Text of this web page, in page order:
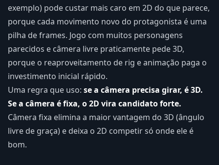
exemplo) pode custar mais caro em 2D do que parece,
porque cada movimento novo do protagonista é uma
pilha de frames. Jogo com muitos personagens
parecidos e câmera livre praticamente pede 3D,
porque o reaproveitamento de rig e animação paga o
investimento inicial rápido.
Uma regra que uso: se a câmera precisa girar, é 3D.
Se a câmera é fixa, o 2D vira candidato forte.
Câmera fixa elimina a maior vantagem do 3D (ângulo
livre de graça) e deixa o 2D competir só onde ele é
bom.